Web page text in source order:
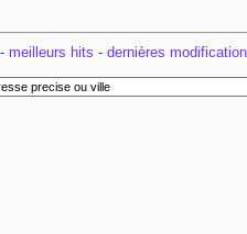
meilleurs hits - dernières